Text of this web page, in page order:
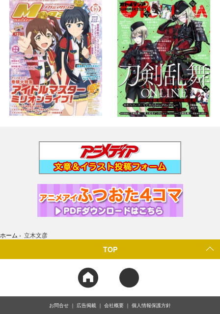
ホーム › 立木文彦
TOP
お問合せ 広告掲載 会社概要 個人情報保護方針